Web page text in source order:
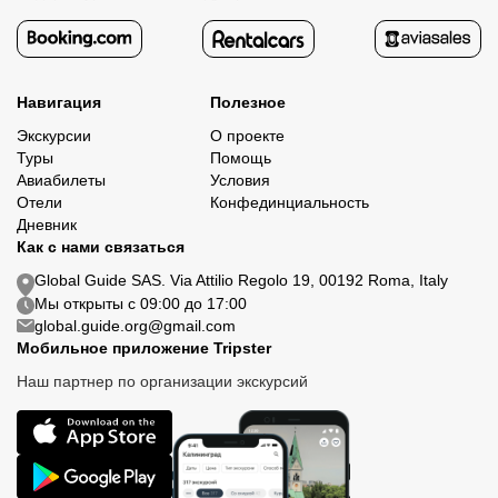
Навигация
Экскурсии
Туры
Авиабилеты
Отели
Дневник
Полезное
О проекте
Помощь
Условия
Конфединциальность
Как с нами связаться
Global Guide SAS. Via Attilio Regolo 19, 00192 Roma, Italy
Мы открыты с 09:00 до 17:00
global.guide.org@gmail.com
Мобильное приложение Tripster
Наш партнер по организации экскурсий